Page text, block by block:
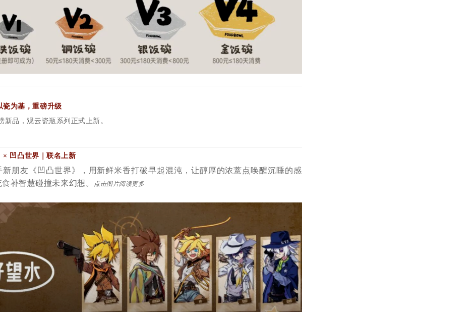
瓷为基，重磅升级
新品，观云瓷瓶系列正式上新。
× 凹凸世界｜联名上新
新朋友《凹凸世界》，用新鲜米香打破早起混沌，让醇厚的浓薏点唤醒沉睡的感
补智慧碰撞未来幻想。
点击图片阅读更多